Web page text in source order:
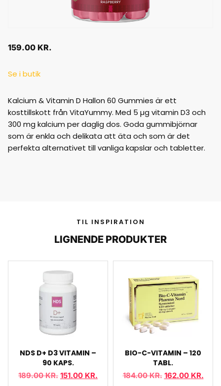
159.00 KR.
Se i butik
Kalcium & Vitamin D Hallon 60 Gummies är ett
kosttillskott från VitaYummy. Med 5 µg vitamin D3 och
300 mg kalcium per daglig dos. Goda gummibjörnar
som är enkla och delikata att äta och som är det
perfekta alternativet till vanliga kapslar och tabletter.
TIL INSPIRATION
LIGNENDE PRODUKTER
NDS D+ D3 VITAMIN –
90 KAPS.
189.00KR. 151.00 KR.
BIO-C-VITAMIN – 120
TABL.
184.00KR. 162.00 KR.